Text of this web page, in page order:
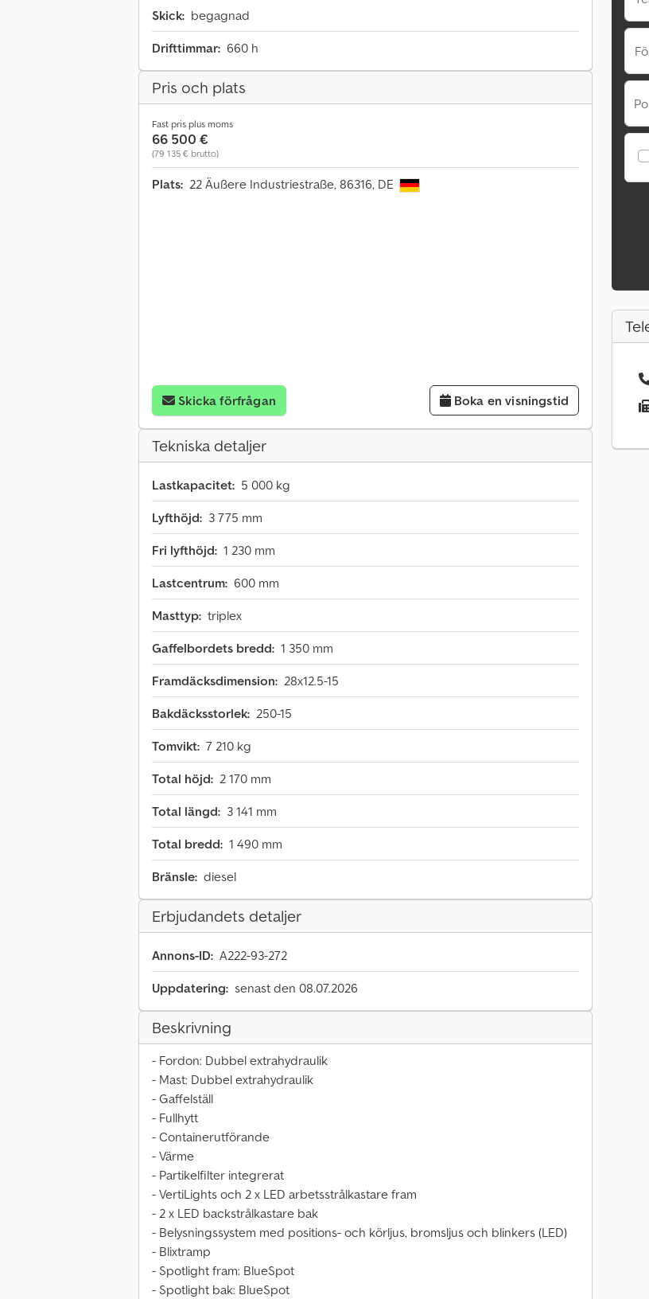
Skick: begagnad
Drifttimmar: 660 h
Pris och plats
Fast pris plus moms
66 500 €
(79 135 € brutto)
Plats: 22 Äußere Industriestraße, 86316, DE
Skicka förfrågan Boka en visningstid
Tekniska detaljer
Lastkapacitet: 5 000 kg
Lyfthöjd: 3 775 mm
Fri lyfthöjd: 1 230 mm
Lastcentrum: 600 mm
Masttyp: triplex
Gaffelbordets bredd: 1 350 mm
Framdäcksdimension: 28x12.5-15
Bakdäcksstorlek: 250-15
Tomvikt: 7 210 kg
Total höjd: 2 170 mm
Total längd: 3 141 mm
Total bredd: 1 490 mm
Bränsle: diesel
Erbjudandets detaljer
Annons-ID: A222-93-272
Uppdatering: senast den 08.07.2026
Beskrivning
- Fordon: Dubbel extrahydraulik
- Mast: Dubbel extrahydraulik
- Gaffelställ
- Fullhytt
- Containerutförande
- Värme
- Partikelfilter integrerat
- VertiLights och 2 x LED arbetsstrålkastare fram
- 2 x LED backstrålkastare bak
- Belysningssystem med positions- och körljus, bromsljus och blinkers (LED)
- Blixtramp
- Spotlight fram: BlueSpot
- Spotlight bak: BlueSpot